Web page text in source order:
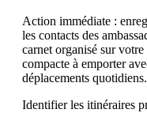
Action immédiate :
les contacts des
carnet organisé sur
compacte à emporter
déplacements quotidiens.
Identifier les itinéraires